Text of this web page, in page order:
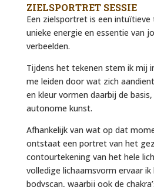
ZIELSPORTRET SESSIE
Een zielsportret is een intuïtieve
unieke energie en essentie van
verbeelden.
Tijdens het tekenen stem ik mij
me leiden door wat zich
en kleur vormen daarbij de
autonome kunst.
Afhankelijk van wat op dat
ontstaat een portret van het
contourtekening van het hele
volledige lichaamsvorm ervaar
bodyscan, waarbij ook de